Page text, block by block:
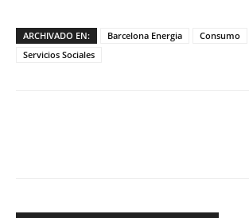
ARCHIVADO EN: Barcelona Energia Consumo
Servicios Sociales